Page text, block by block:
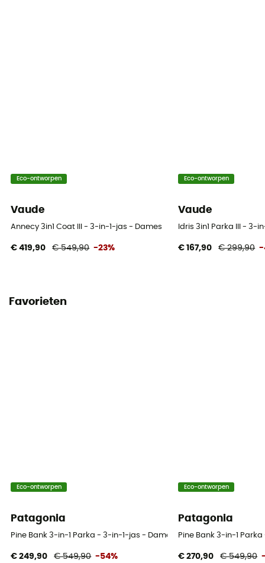
Eco-ontworpen
Vaude
Annecy 3in1 Coat III - 3-in-1-jas - Dames
€ 419,90 € 549,90 -23%
Eco-ontworpen
Vaude
Idris 3in1 Parka III - 3-
€ 167,90 € 299,90 -
Favorieten
Eco-ontworpen
Patagonia
Pine Bank 3-in-1 Parka - 3-in-1-jas - Dames
€ 249,90 € 549,90 -54%
Eco-ontworpen
Patagonia
Pine Bank 3-in-1
€ 270,90 € 549,90